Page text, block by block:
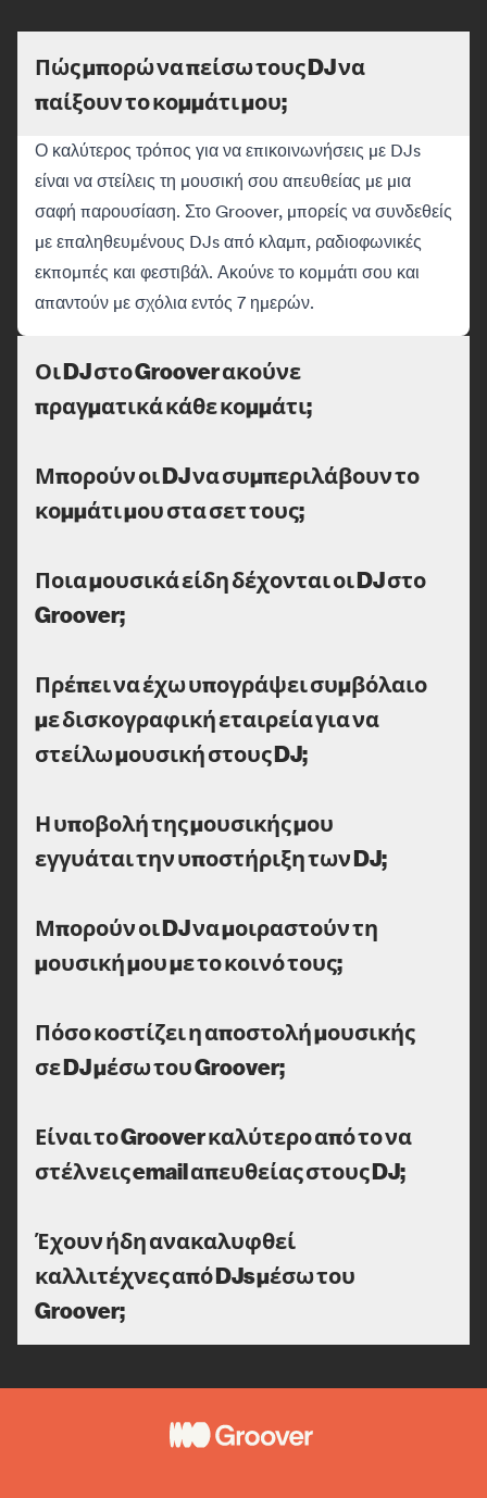
Πώς μπορώ να πείσω τους DJ να
παίξουν το κομμάτι μου;
Ο καλύτερος τρόπος για να επικοινωνήσεις με DJs
είναι να στείλεις τη μουσική σου απευθείας με μια
σαφή παρουσίαση. Στο Groover, μπορείς να συνδεθείς
με επαληθευμένους DJs από κλαμπ, ραδιοφωνικές
εκπομπές και φεστιβάλ. Ακούνε το κομμάτι σου και
απαντούν με σχόλια εντός 7 ημερών.
Οι DJ στο Groover ακούνε
πραγματικά κάθε κομμάτι;
Μπορούν οι DJ να συμπεριλάβουν το
κομμάτι μου στα σετ τους;
Ποια μουσικά είδη δέχονται οι DJ στο
Groover;
Πρέπει να έχω υπογράψει συμβόλαιο
με δισκογραφική εταιρεία για να
στείλω μουσική στους DJ;
Η υποβολή της μουσικής μου
εγγυάται την υποστήριξη των DJ;
Μπορούν οι DJ να μοιραστούν τη
μουσική μου με το κοινό τους;
Πόσο κοστίζει η αποστολή μουσικής
σε DJ μέσω του Groover;
Είναι το Groover καλύτερο από το να
στέλνεις email απευθείας στους DJ;
Έχουν ήδη ανακαλυφθεί
καλλιτέχνες από DJs μέσω του
Groover;